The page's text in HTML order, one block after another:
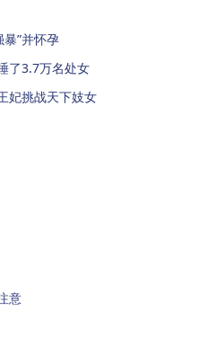
”并怀孕
了3.7万名处女
妃挑战天下妓女
意